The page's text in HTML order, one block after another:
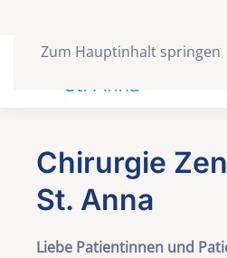
Zum Hauptinhalt springen
Chirurgie
St. Anna
Liebe Patientinnen und